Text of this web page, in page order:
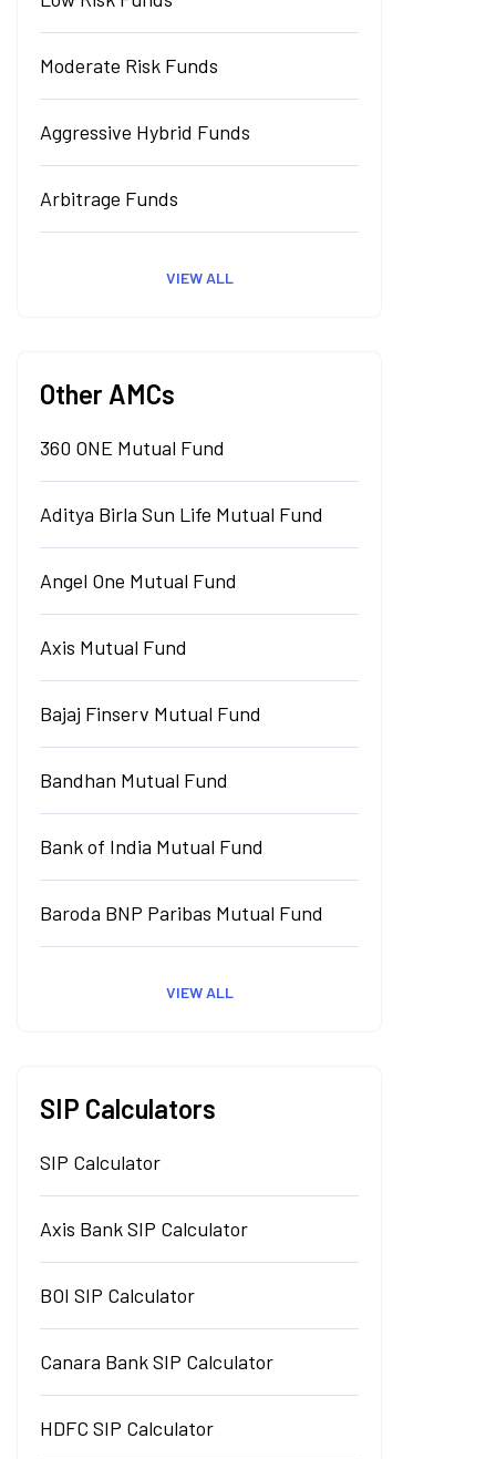
Moderate Risk Funds
Aggressive Hybrid Funds
Arbitrage Funds
VIEW ALL
Other AMCs
360 ONE Mutual Fund
Aditya Birla Sun Life Mutual Fund
Angel One Mutual Fund
Axis Mutual Fund
Bajaj Finserv Mutual Fund
Bandhan Mutual Fund
Bank of India Mutual Fund
Baroda BNP Paribas Mutual Fund
VIEW ALL
SIP Calculators
SIP Calculator
Axis Bank SIP Calculator
BOI SIP Calculator
Canara Bank SIP Calculator
HDFC SIP Calculator